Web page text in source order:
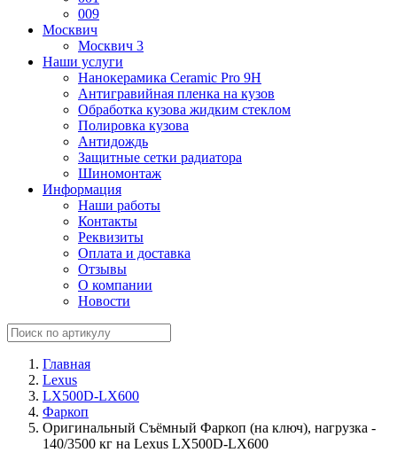
009
Москвич
Москвич 3
Наши услуги
Нанокерамика Ceramic Pro 9H
Антигравийная пленка на кузов
Обработка кузова жидким стеклом
Полировка кузова
Антидождь
Защитные сетки радиатора
Шиномонтаж
Информация
Наши работы
Контакты
Реквизиты
Оплата и доставка
Отзывы
О компании
Новости
Главная
Lexus
LX500D-LX600
Фаркоп
Оригинальный Съёмный Фаркоп (на ключ), нагрузка -
140/3500 кг на Lexus LX500D-LX600